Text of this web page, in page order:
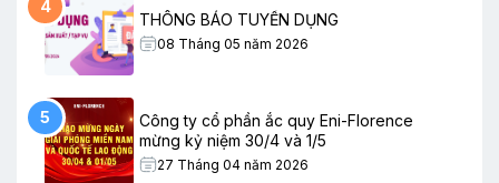
4
THÔNG BÁO TUYỂN DỤNG
08 Tháng 05 năm 2026
5
Công ty cổ phần ắc quy Eni-Florence
mừng kỷ niệm 30/4 và 1/5
27 Tháng 04 năm 2026